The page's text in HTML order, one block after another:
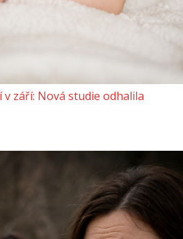
září: Nová studie odhalila